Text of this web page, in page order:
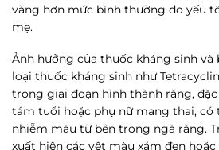
vàng hơn mức bình thường do yếu
mẹ.
Ảnh hưởng của thuốc kháng sinh và
loại thuốc kháng sinh như
trong giai đoạn hình thành răng,
tám tuổi hoặc phụ nữ mang thai, có
nhiễm màu từ bên trong ngà răng.
xuất hiện các vệt màu xám đen